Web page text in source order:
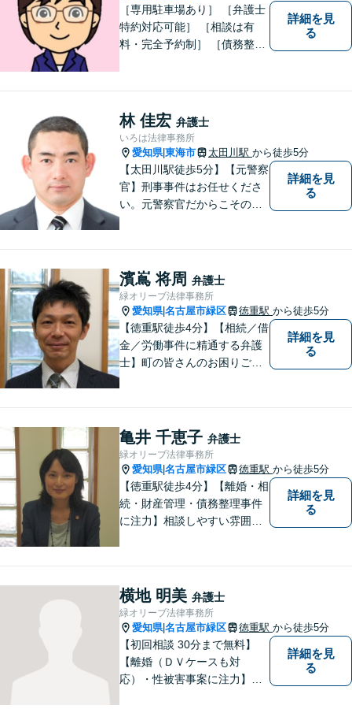
［専用駐車場あり］ ［弁護士
特約対応可能］ ［相談は有
料・完全予約制］ ［債務整理
りになる街の法律家を目指し
ています。 暮らしのトラブ
ル、まずはご相談ください。
詳細を見
る
林 佳宏 弁護士
いろは法律事務所
愛知県|東海市 太田川駅 から徒歩5分
【太田川駅徒歩5分】【元警察
官】刑事事件はお任せくださ
い。元警察官だからこその視
ることはございません。元警
察官の経験を活かした交通事
故事案対応もいたします。
詳細を見
る
濱嶌 将周 弁護士
緑オリーブ法律事務所
愛知県|名古屋市緑区 徳重駅 から徒歩5分
【徳重駅徒歩4分】【相続／借
金／労働事件に精通する弁護
士】町の皆さんのお困りごと
バー等の情報問題にも意欲高
く取り組みます。お困りごと
があれば。お気軽にご相談く
ださい。
詳細を見
る
亀井 千恵子 弁護士
緑オリーブ法律事務所
愛知県|名古屋市緑区 徳重駅 から徒歩5分
【徳重駅徒歩4分】【離婚・相
続・財産管理・債務整理事件
に注力】相談しやすい雰囲気
詳細を見
る
横地 明美 弁護士
緑オリーブ法律事務所
愛知県|名古屋市緑区 徳重駅 から徒歩5分
【初回相談 30分まで無料】
【離婚（ＤＶケースも対
応）・性被害事案に注力】
詳細を見
る